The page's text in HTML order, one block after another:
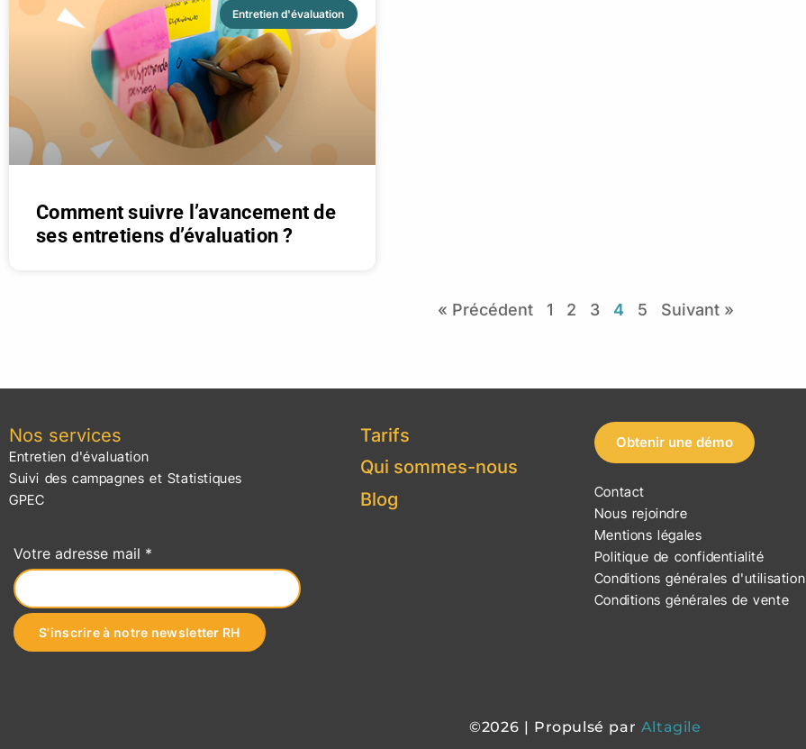
Entretien d'évaluation
Comment suivre l’avancement de
ses entretiens d’évaluation ?
« Précédent 1 2 3 4 5 Suivant »
Nos services
Entretien d'évaluation
Suivi des campagnes et Statistiques
GPEC
Votre adresse mail *
Tarifs
Qui sommes-nous
Blog
Obtenir une démo
Contact
Nous rejoindre
Mentions légales
Politique de confidentialité
Conditions générales d'utilisation
Conditions générales de vente
©2026 | Propulsé par Altagile